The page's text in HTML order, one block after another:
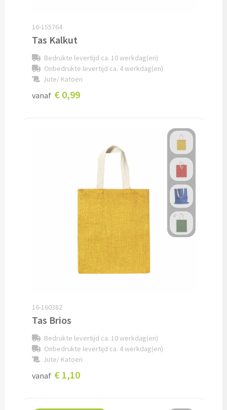
Telefoonhouders bedrukken
Telefoonhoesjes bedrukken
USB-hubs bedrukken
Overige computer accessoires
Smartwatches & Klokken
Smartwatches bedrukken
Verpleegster horloges bedrukken
Bureauklokken bedrukken
Wandklokken bedrukken
Custom made
Custom made opladers & oplaadkabels
16-155764
Tas Kalkut
Bedrukte levertijd ca. 10 werkdag(en)
Onbedrukte levertijd ca. 4 werkdag(en)
Jute/ Katoen
vanaf € 0,99
16-160382
Tas Brios
Bedrukte levertijd ca. 10 werkdag(en)
Onbedrukte levertijd ca. 4 werkdag(en)
Jute/ Katoen
vanaf € 1,10